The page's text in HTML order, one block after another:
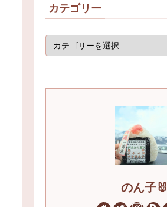
カテゴリー
のん子🐰